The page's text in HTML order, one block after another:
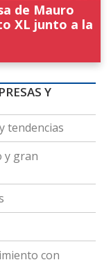
de Mauro
XL junto a la
Y
tendencias
y gran
con